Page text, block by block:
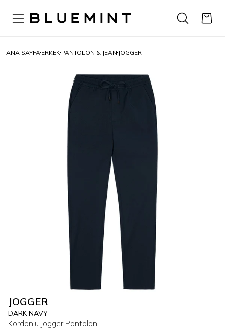
ANA SAYFA ERKEK PANTOLON & JEAN JOGGER
JOGGER
DARK NAVY
Kordonlu Jogger Pantolon